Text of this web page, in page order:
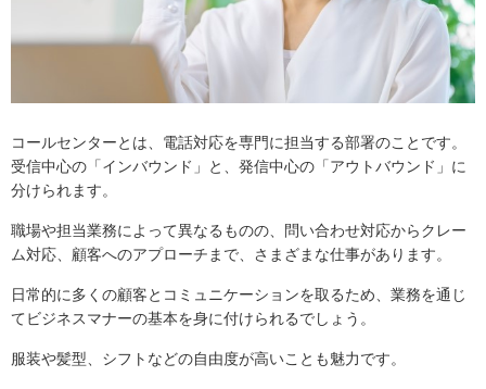
コールセンターとは、電話対応を専門に担当する部署のことです。
受信中心の「インバウンド」と、発信中心の「アウトバウンド」に
分けられます。
職場や担当業務によって異なるものの、問い合わせ対応からクレー
ム対応、顧客へのアプローチまで、さまざまな仕事があります。
日常的に多くの顧客とコミュニケーションを取るため、業務を通じ
てビジネスマナーの基本を身に付けられるでしょう。
服装や髪型、シフトなどの自由度が高いことも魅力です。